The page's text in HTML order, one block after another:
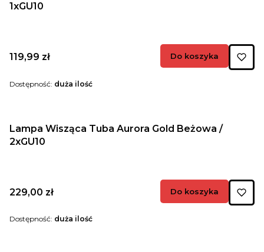
1xGU10
Cena
119,99 zł Do koszyka
Dostępność: duża ilość
Lampa Wisząca Tuba Aurora Gold Beżowa /
2xGU10
Cena
229,00 zł Do koszyka
Dostępność: duża ilość